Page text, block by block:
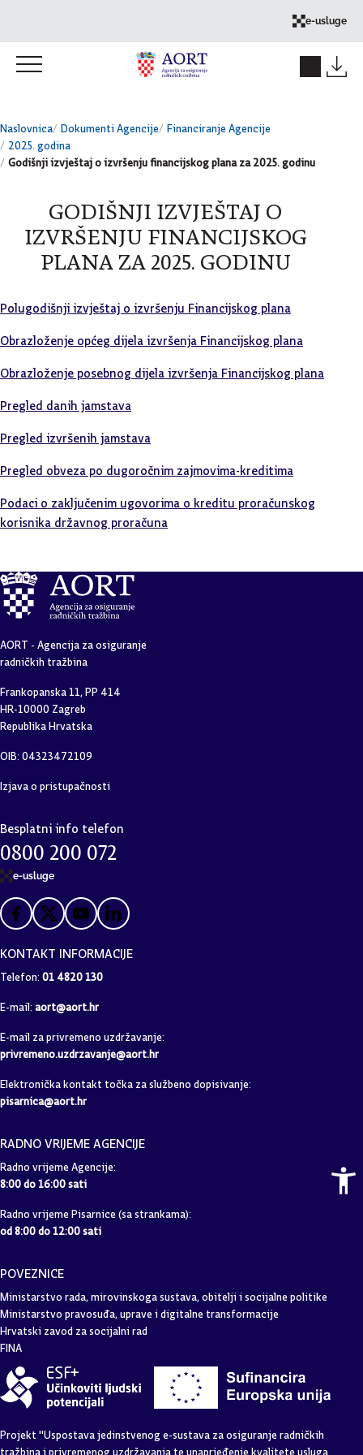
e-usluge
Naslovnica Dokumenti Agencije
Financiranje Agencije
2025. godina
Godišnji izvještaj o izvršenju financijskog plana za 2025. godinu
GODIŠNJI IZVJEŠTAJ O
IZVRŠENJU FINANCIJSKOG
PLANA ZA 2025. GODINU
Polugodišnji izvještaj o izvršenju Financijskog plana
Obrazloženje općeg dijela izvršenja Financijskog plana
Obrazloženje posebnog dijela izvršenja Financijskog plana
Pregled danih jamstava
Pregled izvršenih jamstava
Pregled obveza po dugoročnim zajmovima-kreditima
Podaci o zaključenim ugovorima o kreditu proračunskog
korisnika državnog proračuna
AORT - Agencija za osiguranje
radničkih tražbina
Frankopanska 11, PP 414
HR-10000 Zagreb
Republika Hrvatska
OIB: 04323472109
Izjava o pristupačnosti
Besplatni info telefon
0800 200 072
e-usluge
KONTAKT INFORMACIJE
Telefon: 01 4820 130
E-mail: aort@aort.hr
E-mail za privremeno uzdržavanje:
privremeno.uzdrzavanje@aort.hr
Elektronička kontakt točka za službeno dopisivanje:
pisarnica@aort.hr
RADNO VRIJEME AGENCIJE
Radno vrijeme Agencije:
8:00 do 16:00 sati
Radno vrijeme Pisarnice (sa strankama):
od 8:00 do 12:00 sati
POVEZNICE
Ministarstvo rada, mirovinskoga sustava, obitelji i socijalne politike
Ministarstvo pravosuđa, uprave i digitalne transformacije
Hrvatski zavod za socijalni rad
FINA
Projekt "Uspostava jedinstvenog e-sustava za osiguranje radničkih
tražbina i privremenog uzdržavanja te unaprjeđenje kvalitete usluga